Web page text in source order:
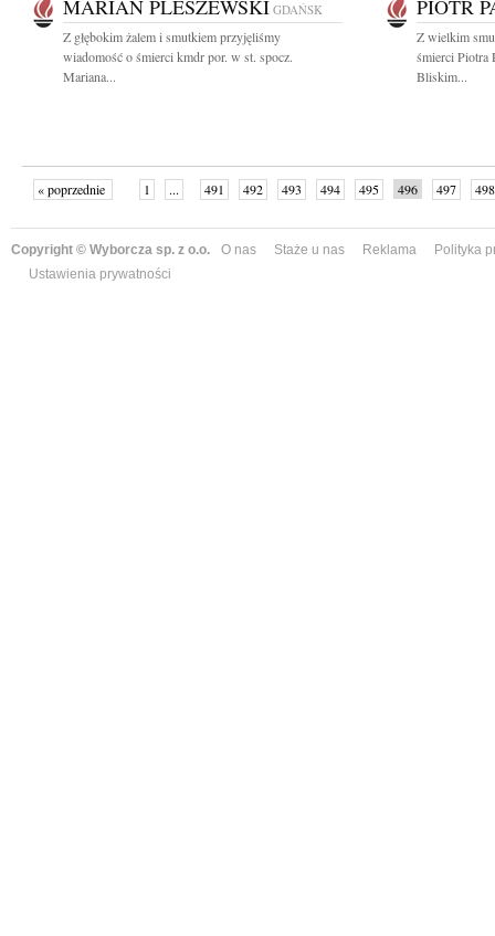
MARIAN PLESZEWSKI GDAŃSK
Z głębokim żalem i smutkiem przyjęliśmy
wiadomość o śmierci kmdr por. w st. spocz.
Mariana...
PIOTR
Z wielkim
śmierci Piotra
Bliskim...
« poprzednie 1 ... 491 492 493 494 495 496 497
498
Copyright © Wyborcza sp. z o.o. O nas Staże u nas Reklama
Polityka
Ustawienia prywatności